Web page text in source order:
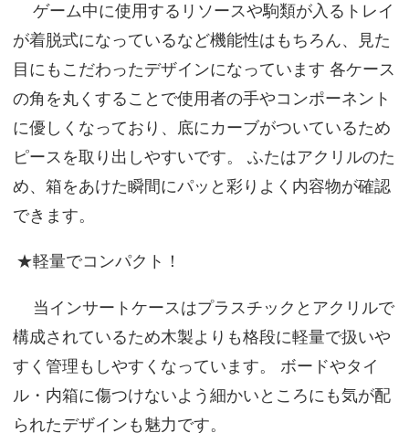
ゲーム中に使用するリソースや駒類が入るトレイ
が着脱式になっているなど機能性はもちろん、見た
目にもこだわったデザインになっています 各ケース
の角を丸くすることで使用者の手やコンポーネント
に優しくなっており、底にカーブがついているため
ピースを取り出しやすいです。 ふたはアクリルのた
め、箱をあけた瞬間にパッと彩りよく内容物が確認
できます。
★軽量でコンパクト！
当インサートケースはプラスチックとアクリルで
構成されているため木製よりも格段に軽量で扱いや
すく管理もしやすくなっています。 ボードやタイ
ル・内箱に傷つけないよう細かいところにも気が配
られたデザインも魅力です。